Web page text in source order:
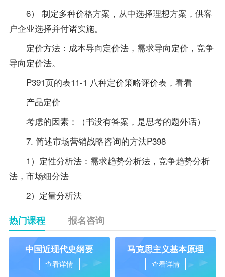
6） 制定多种价格方案，从中选择理想方案，供客
户企业选择并付诸实施。
定价方法：成本导向定价法，需求导向定价，竞争
导向定价法。
P391页的表11-1 八种定价策略评价表，看看
产品定价
考虑的因素：（书没有答案 ，是思考的题外话）
7. 简述市场营销战略咨询的方法P398
1）定性分析法：需求趋势分析法，竞争趋势分析
法，市场细分法
2）定量分析法
热门课程 报名咨询
中国近现代史纲要
查看详情
马克思主义基本原理
查看详情